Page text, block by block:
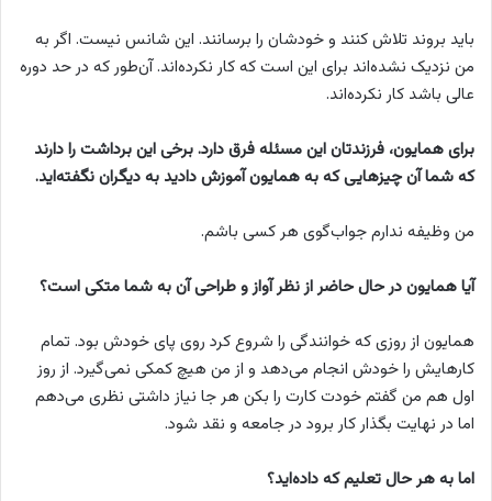
باید بروند تلاش کنند و خودشان را برسانند. این شانس نیست. اگر به
من نزدیک نشده‌اند برای این است که کار نکرده‌اند. آن‌طور که در حد دوره
عالی باشد کار نکرده‌اند.
برای همایون، فرزندتان این مسئله فرق دارد. برخی این برداشت را دارند
که شما آن چیزهایی که به همایون آموزش دادید به دیگران نگفته‌اید.
من وظیفه ندارم جواب‌گوی هر کسی باشم.
آیا همایون در حال حاضر از نظر آواز و طراحی آن به شما متکی است؟
همایون از روزی که خوانندگی را شروع کرد روی پای خودش بود. تمام
کارهایش را خودش انجام می‌دهد و از من هیچ کمکی نمی‌گیرد. از روز
اول هم من گفتم خودت کارت را بکن هر جا نیاز داشتی نظری می‌دهم
اما در نهایت بگذار کار برود در جامعه و نقد شود.
اما به هر حال تعلیم که داده‌اید؟